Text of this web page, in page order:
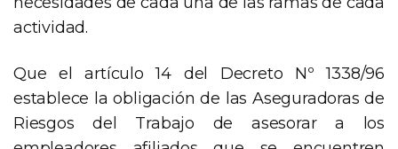
actividad.
Que el artículo 14 del Decreto Nº 1338/96
establece la obligación de las Aseguradoras de
Riesgos del Trabajo de asesorar a los